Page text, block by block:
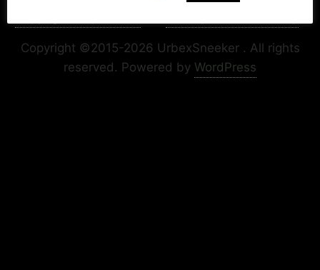
Copyright ©2015-2026 UrbexSneeker . All rights
reserved. Powered by WordPress